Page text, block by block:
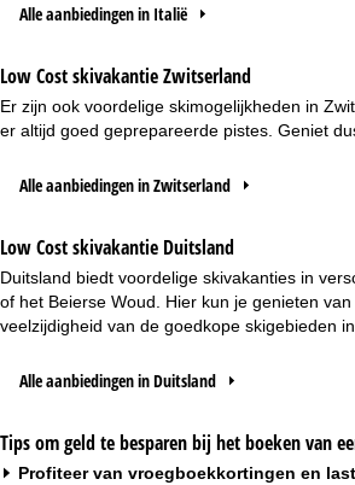
Alle aanbiedingen in Italië
Low Cost skivakantie Zwitserland
Er zijn ook voordelige skimogelijkheden in
er altijd goed geprepareerde pistes. Geniet
Alle aanbiedingen in Zwitserland
Low Cost skivakantie Duitsland
Duitsland biedt voordelige skivakanties in
of het Beierse Woud. Hier kun je genieten
veelzijdigheid van de goedkope skigebieden
Alle aanbiedingen in Duitsland
Tips om geld te besparen bij het boeken van
Profiteer van vroegboekkortingen en